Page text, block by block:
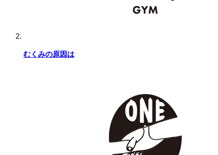
むくみの原因は